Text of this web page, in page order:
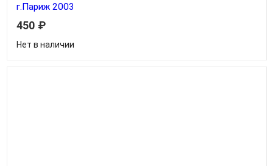
г.Париж 2003
450 ₽
Нет в наличии